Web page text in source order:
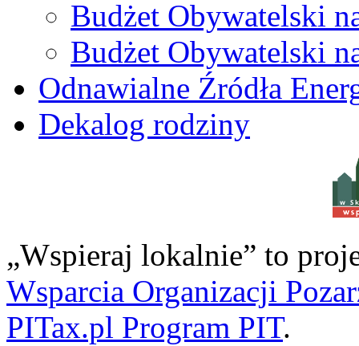
Budżet Obywatelski
Budżet Obywatelski
Odnawialne Źródła
Dekalog rodziny
w
„Wspieraj lokalnie” to
Wsparcia Organizacji
PITax.pl Program PIT.